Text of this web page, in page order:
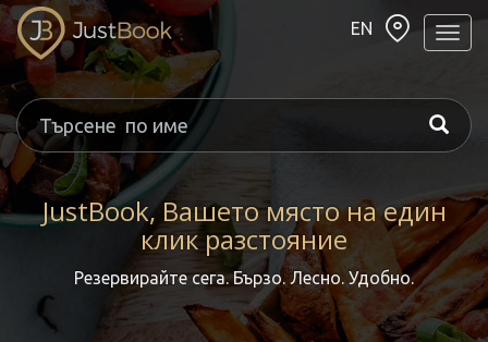
EN
JustBook, Вашето място на един
клик разстояние
Резервирайте сега. Бързо. Лесно. Удобно.